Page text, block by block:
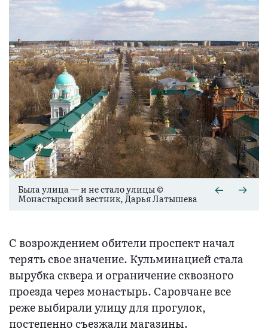
Была улица — и не стало улицы ©
Монастырский вестник, Дарья Латышева
С возрождением обители проспект начал
терять свое значение. Кульминацией стала
вырубка сквера и ограничение сквозного
проезда через монастырь. Саровчане все
реже выбирали улицу для прогулок,
постепенно съезжали магазины.